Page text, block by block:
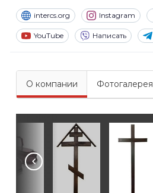
intercs.org Instagram
YouTube Написать
О компании Фотогалерея